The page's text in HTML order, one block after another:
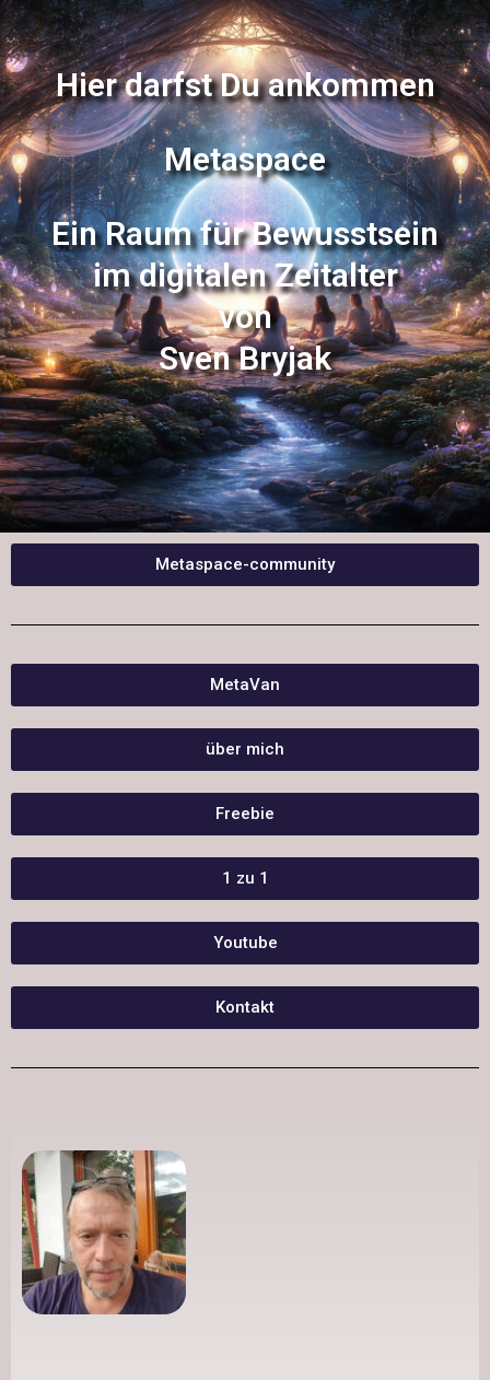
Hier darfst Du ankommen
Metaspace
Ein Raum für Bewusstsein
im digitalen Zeitalter
von
Sven Bryjak
Metaspace-community
MetaVan
über mich
Freebie
1 zu 1
Youtube
Kontakt